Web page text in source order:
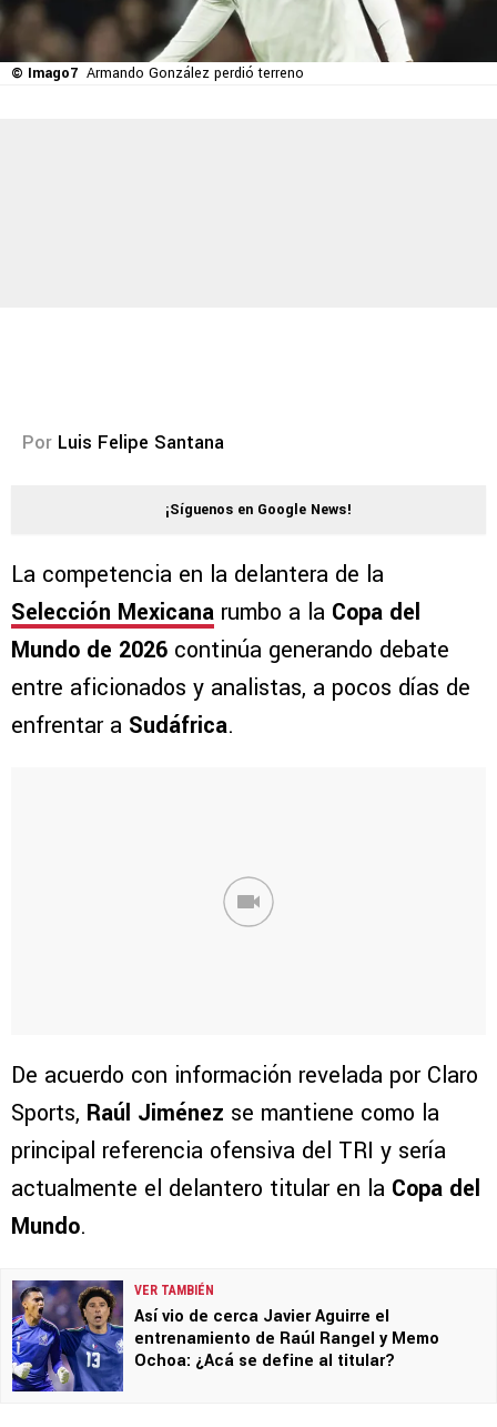
© Imago7 Armando González perdió terreno
Por Luis Felipe Santana
¡Síguenos en Google News!
La competencia en la delantera de la
Selección Mexicana rumbo a la Copa del
Mundo de 2026 continúa generando debate
entre aficionados y analistas, a pocos días de
enfrentar a Sudáfrica.
De acuerdo con información revelada por Claro
Sports, Raúl Jiménez se mantiene como la
principal referencia ofensiva del TRI y sería
actualmente el delantero titular en la Copa del
Mundo.
VER TAMBIÉN
Así vio de cerca Javier Aguirre el
entrenamiento de Raúl Rangel y Memo
Ochoa: ¿Acá se define al titular?